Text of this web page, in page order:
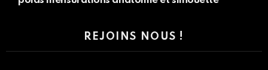
REJOINS NOUS !